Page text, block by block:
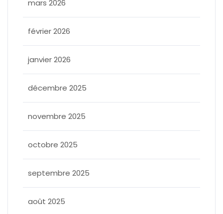
mars 2026
février 2026
janvier 2026
décembre 2025
novembre 2025
octobre 2025
septembre 2025
août 2025